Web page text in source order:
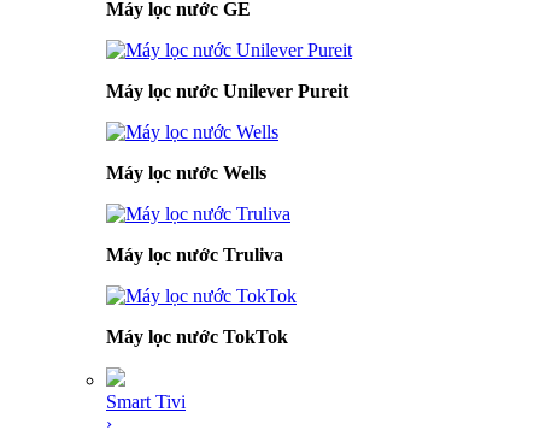
Máy lọc nước GE
Máy lọc nước Unilever Pureit
Máy lọc nước Wells
Máy lọc nước Truliva
Máy lọc nước TokTok
Smart Tivi
›